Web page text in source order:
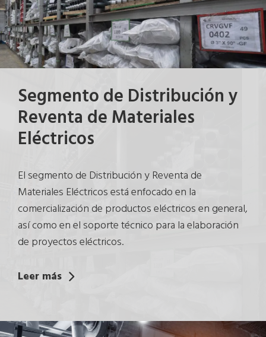
Segmento de Distribución y
Reventa de Materiales
Eléctricos
El segmento de Distribución y Reventa de
Materiales Eléctricos está enfocado en la
comercialización de productos eléctricos en general,
así como en el soporte técnico para la elaboración
de proyectos eléctricos.
Leer más